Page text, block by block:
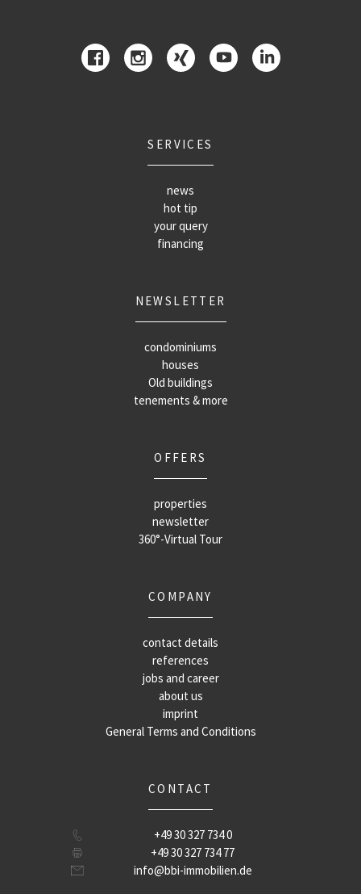
SERVICES
news
hot tip
your query
financing
NEWSLETTER
condominiums
houses
Old buildings
tenements & more
OFFERS
properties
newsletter
360°-Virtual Tour
COMPANY
contact details
references
jobs and career
about us
imprint
General Terms and Conditions
CONTACT
+49 30 327 734 0
+49 30 327 734 77
info@bbi-immobilien.de